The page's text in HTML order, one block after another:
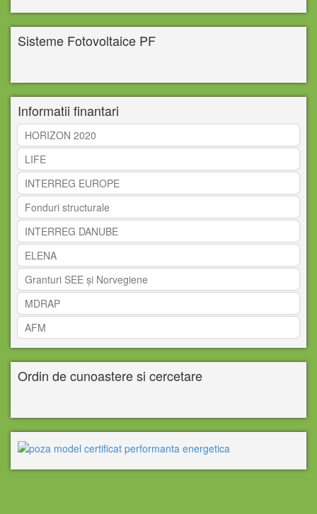
Sisteme Fotovoltaice PF
Informatii finantari
HORIZON 2020
LIFE
INTERREG EUROPE
Fonduri structurale
INTERREG DANUBE
ELENA
Granturi SEE și Norvegiene
MDRAP
AFM
Ordin de cunoastere si cercetare